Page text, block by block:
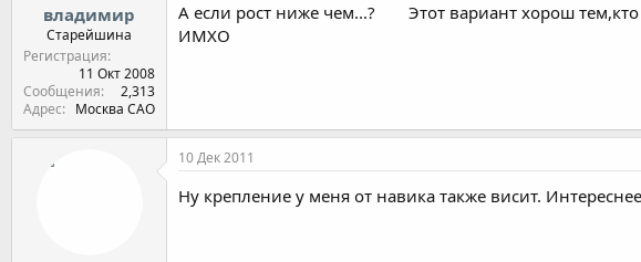
владимир
Старейшина
Регистрация
11 Окт 2008
Сообщения
2,313
Адрес
Москва САО
А если рост ниже чем...?
Этот вариант хорош
ИМХО
10 Дек 2011
Ну крепление у меня от навика также висит.